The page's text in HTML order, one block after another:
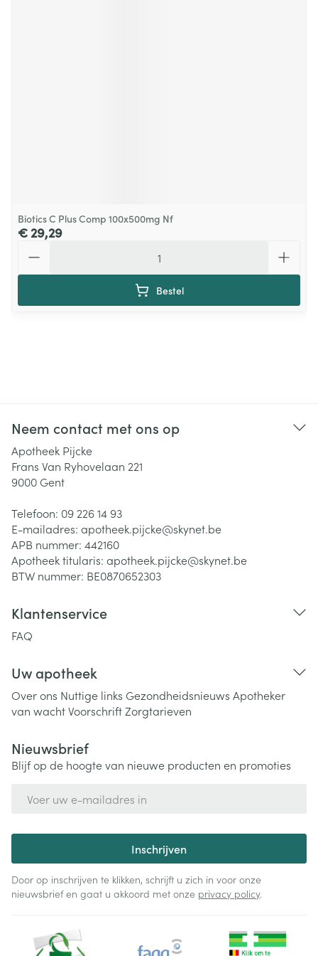
Biotics C Plus Comp 100x500mg Nf
€ 29,29
Bestel
Neem contact met ons op
Apotheek Pijcke
Frans Van Ryhovelaan 221
9000 Gent
Telefoon: 09 226 14 93
E-mailadres: apotheek.pijcke@skynet.be
APB nummer: 442160
Apotheek titularis: apotheek.pijcke@skynet.be
BTW nummer: BE0870652303
Klantenservice
FAQ
Uw apotheek
Over ons Nuttige links Gezondheidsnieuws Apotheker
van wachtVoorschriftZorgtarieven
Nieuwsbrief
Blijf op de hoogte van nieuwe producten en promoties
Inschrijven
Door op inschrijven te klikken, schrijft u zich in voor onze
nieuwsbrief en gaat u akkoord met onze privacy policy.